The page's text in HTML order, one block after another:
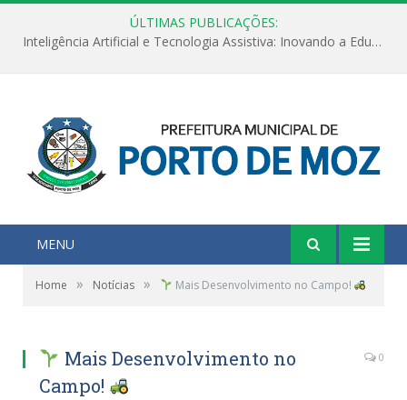
ÚLTIMAS PUBLICAÇÕES:
Inteligência Artificial e Tecnologia Assistiva: Inovando a Educação Especial e Inclusiva
MENU
Home » Notícias » Mais Desenvolvimento no Campo!
Mais Desenvolvimento no
Campo!
0